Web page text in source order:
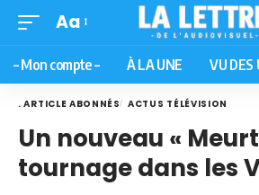
Aa
– Mon compte – À LA UNE VU DES
. ARTICLE ABONNÉS ACTUS TÉLÉVISION
Un nouveau «
tournage dans les